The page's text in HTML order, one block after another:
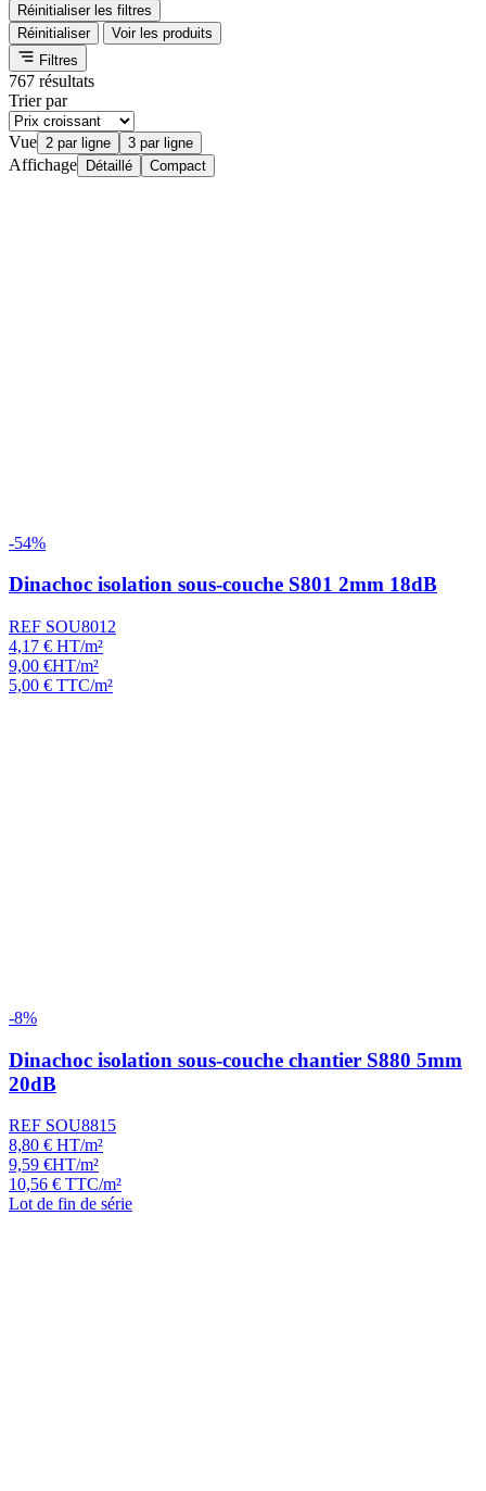
Réinitialiser les filtres
Réinitialiser
Voir les produits
Filtres
767 résultats
Trier par
Vue 2 par ligne 3 par ligne
Affichage Détaillé Compact
-54%
Dinachoc isolation sous-couche S801 2mm 18dB
REF SOU8012
4,17 € HT/m²
9,00 €HT/m²
5,00 € TTC/m²
-8%
Dinachoc isolation sous-couche chantier S880 5mm
20dB
REF SOU8815
8,80 € HT/m²
9,59 €HT/m²
10,56 € TTC/m²
Lot de fin de série